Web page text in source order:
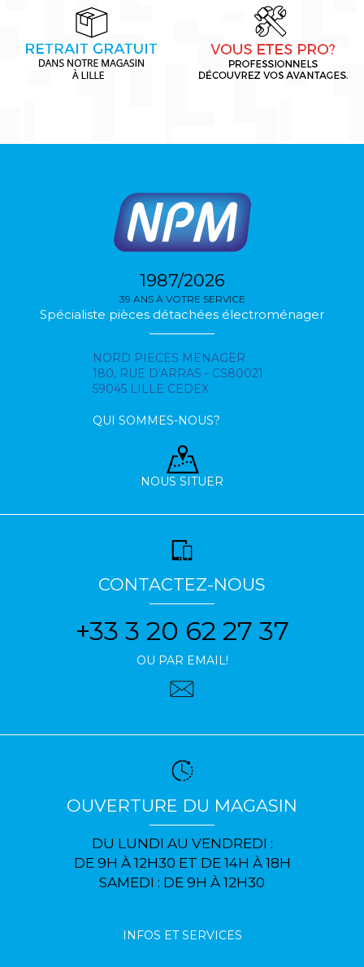
1987/2026
39 ANS À VOTRE SERVICE
Spécialiste pièces détachées électroménager
NORD PIECES MENAGER
180, RUE D'ARRAS - CS80021
59045 LILLE CEDEX
QUI SOMMES-NOUS?
NOUS SITUER
CONTACTEZ-NOUS
+33 3 20 62 27 37
OU PAR EMAIL!
OUVERTURE DU MAGASIN
DU LUNDI AU VENDREDI :
DE 9H À 12H30 ET DE 14H À 18H
SAMEDI : DE 9H À 12H30
INFOS ET SERVICES